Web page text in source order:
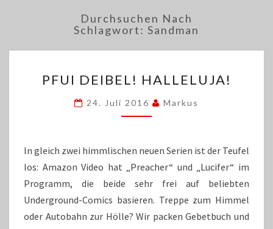
Durchsuchen Nach
Schlagwort: Sandman
DEIBEL!
PFUI DEIBEL! HALLELUJA!
24. Juli 2016 Markus
In gleich zwei himmlischen neuen Serien ist der Teufel
los: Amazon Video hat „Preacher“ und „Lucifer“ im
Programm, die beide sehr frei auf beliebten
Underground-Comics basieren. Treppe zum Himmel
oder Autobahn zur Hölle? Wir packen Gebetbuch und